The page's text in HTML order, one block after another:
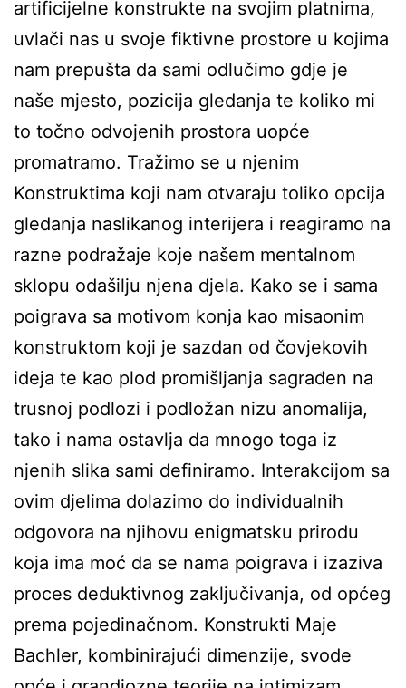
artificijelne konstrukte na svojim platnima,
uvlači nas u svoje fiktivne prostore u kojima
nam prepušta da sami odlučimo gdje je
naše mjesto, pozicija gledanja te koliko mi
to točno odvojenih prostora uopće
promatramo. Tražimo se u njenim
Konstruktima koji nam otvaraju toliko opcija
gledanja naslikanog interijera i reagiramo na
razne podražaje koje našem mentalnom
sklopu odašilju njena djela. Kako se i sama
poigrava sa motivom konja kao misaonim
konstruktom koji je sazdan od čovjekovih
ideja te kao plod promišljanja sagrađen na
trusnoj podlozi i podložan nizu anomalija,
tako i nama ostavlja da mnogo toga iz
njenih slika sami definiramo. Interakcijom sa
ovim djelima dolazimo do individualnih
odgovora na njihovu enigmatsku prirodu
koja ima moć da se nama poigrava i izaziva
proces deduktivnog zaključivanja, od općeg
prema pojedinačnom. Konstrukti Maje
Bachler, kombinirajući dimenzije, svode